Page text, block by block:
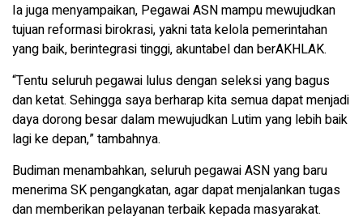
Ia juga menyampaikan, Pegawai ASN mampu mewujudkan
tujuan reformasi birokrasi, yakni tata kelola pemerintahan
yang baik, berintegrasi tinggi, akuntabel dan berAKHLAK.
“Tentu seluruh pegawai lulus dengan seleksi yang bagus
dan ketat. Sehingga saya berharap kita semua dapat menjadi
daya dorong besar dalam mewujudkan Lutim yang lebih baik
lagi ke depan,” tambahnya.
Budiman menambahkan, seluruh pegawai ASN yang baru
menerima SK pengangkatan, agar dapat menjalankan tugas
dan memberikan pelayanan terbaik kepada masyarakat.